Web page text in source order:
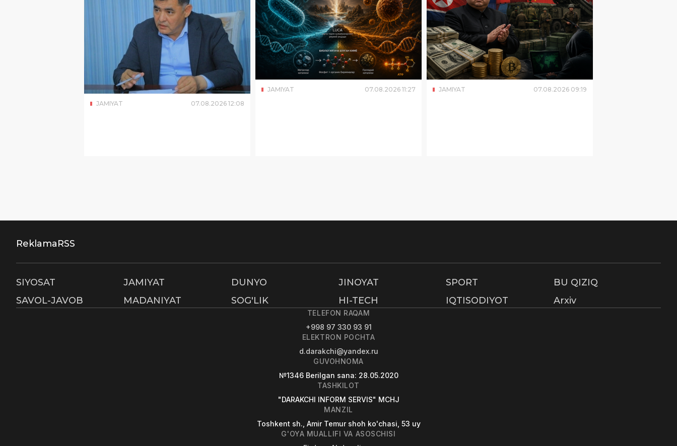
JAMIYAT 07 08
JAMIYAT 07.08 .2026 11:27 JAMIYAT 07 .08 2026 09
ReklamaRSS
SIYOSAT JAMIYAT DUNYO JINOYAT SPORT
BU QIZIQ
SAVOL-JAVOB
MADANIYAT SOG'LIK HI-TECH IQTISODIYOT Arxiv
TELEFON RAQAM
+998 97 330 93 91
ELEKTRON POCHTA
d.darakchi@yandex.ru
GUVOHNOMA
№1346 Berilgan sana: 28.05.2020
TASHKILOT
"DARAKCHI INFORM SERVIS" MCHJ
MANZIL
Toshkent sh., Amir Temur shoh ko'chasi, 53 uy
G'OYA MUALLIFI VA ASOSCHISI